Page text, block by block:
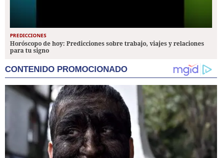
PREDICCIONES
Horóscopo de hoy: Predicciones sobre trabajo, viajes y relaciones
para tu signo
CONTENIDO PROMOCIONADO